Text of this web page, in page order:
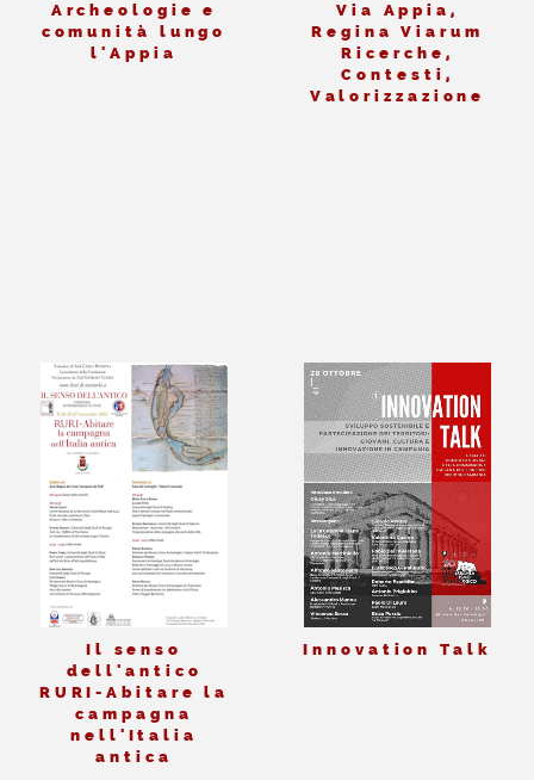
Archeologie e
comunità lungo
l'Appia
Via Appia,
Regina Viarum
Ricerche,
Contesti,
Valorizzazione
Il senso
dell'antico
RURI-Abitare la
campagna
nell'Italia
antica
Innovation Talk